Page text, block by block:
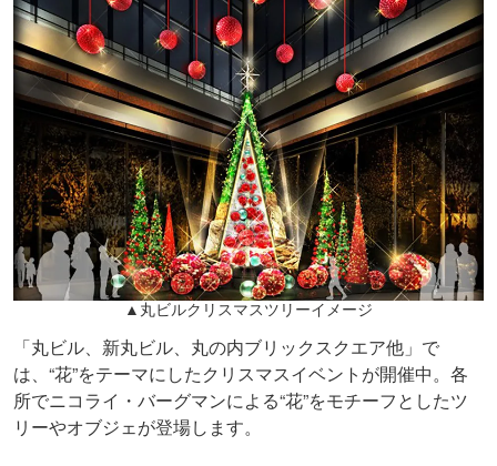
▲丸ビルクリスマスツリーイメージ
「丸ビル、新丸ビル、丸の内ブリックスクエア他」で
は、“花”をテーマにしたクリスマスイベントが開催中。各
所でニコライ・バーグマンによる“花”をモチーフとしたツ
リーやオブジェが登場します。